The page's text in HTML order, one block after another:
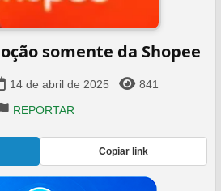
somente da Shopee
14 de abril de 2025
841
REPORTAR
Copiar link